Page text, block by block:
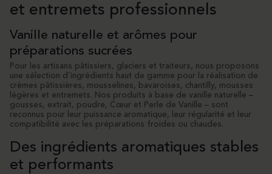
et entremets professionnels
Vanille naturelle et arômes pour
préparations sucrées
Pour les artisans pâtissiers, glaciers et traiteurs, nous proposons
une sélection d’ingrédients haut de gamme pour la réalisation de
crèmes pâtissières, mousselines, bavaroises, chantilly, mousses
légères et entremets. Nos produits à base de vanille naturelle –
gousses, extrait, poudre, Cœur et Perle de Vanille – sont
reconnus pour leur puissance aromatique, leur régularité et leur
compatibilité avec les préparations froides ou chaudes.
Des ingrédients aromatiques stables
et performants